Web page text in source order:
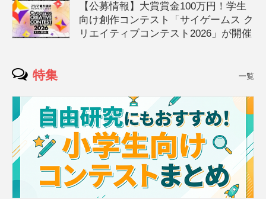
【公募情報】大賞賞金100万円！学生
向け創作コンテスト「サイゲームス ク
リエイティブコンテスト2026」が開催
特集 一覧